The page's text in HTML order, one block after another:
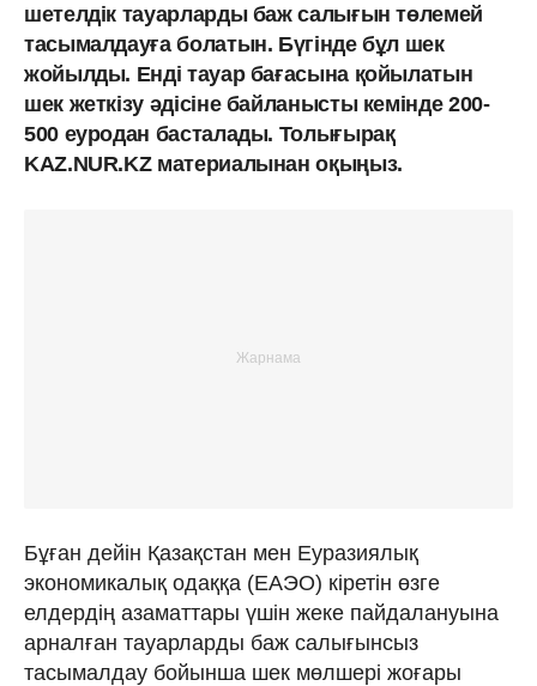
шетелдік тауарларды баж салығын төлемей
тасымалдауға болатын. Бүгінде бұл шек
жойылды. Енді тауар бағасына қойылатын
шек жеткізу әдісіне байланысты кемінде 200-
500 еуродан басталады. Толығырақ
KAZ.NUR.KZ материалынан оқыңыз.
Бұған дейін Қазақстан мен Еуразиялық
экономикалық одаққа (ЕАЭО) кіретін өзге
елдердің азаматтары үшін жеке пайдалануына
арналған тауарларды баж салығынсыз
тасымалдау бойынша шек мөлшері жоғары